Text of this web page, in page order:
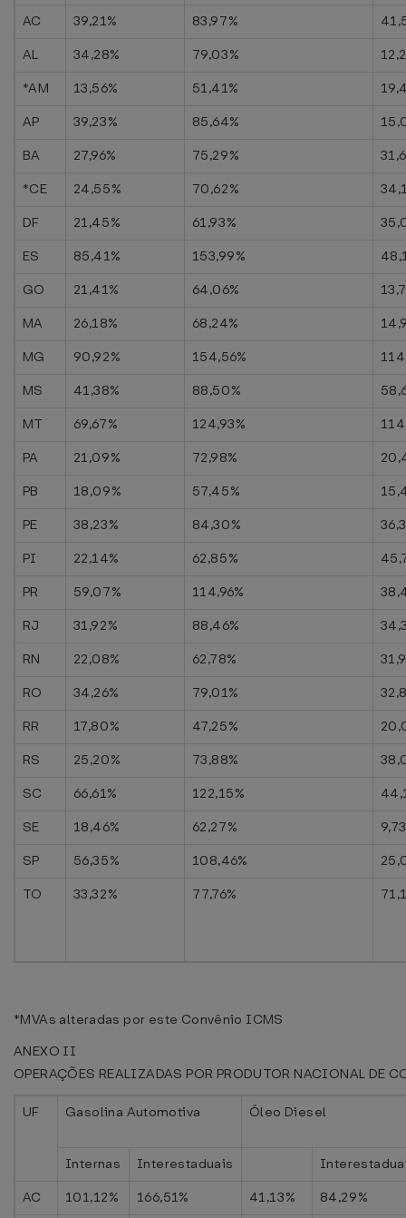
AC
39,21% 83,97%
AL
34,28% 79,03%
*AM
13,56% 51,41%
AP
39,23% 85,64%
BA
27,96% 75,29%
*CE
24,55% 70,62%
DF
21,45% 61,93%
ES
85,41% 153,99%
GO
21,41% 64,06%
MA
26,18% 68,24%
MG
90,92% 154,56%
MS
41,38% 88,50%
MT
69,67% 124,93%
PA
21,09% 72,98%
PB
18,09% 57,45%
PE
38,23% 84,30%
PI
22,14% 62,85%
PR
59,07% 114,96%
RJ
31,92% 88,46%
RN
22,08% 62,78%
RO
34,26% 79,01%
RR
17,80% 47,25%
RS
25,20% 73,88%
SC
66,61% 122,15%
SE
18,46% 62,27%
SP
56,35% 108,46%
TO
33,32% 77,76%
*MVAs alteradas por este Convênio ICMS
ANEXO II
OPERAÇÕES REALIZADAS POR PRODUTOR NACIONAL DE
UF Gasolina Automotiva Óleo Diesel
Internas Interestaduais
AC
101,12% 166,51% 41,13%
84,29%